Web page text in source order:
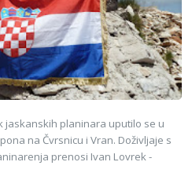
jaskanskih planinara uputilo se u
na Čvrsnicu i Vran. Doživljaje s
prenosi Ivan Lovrek -